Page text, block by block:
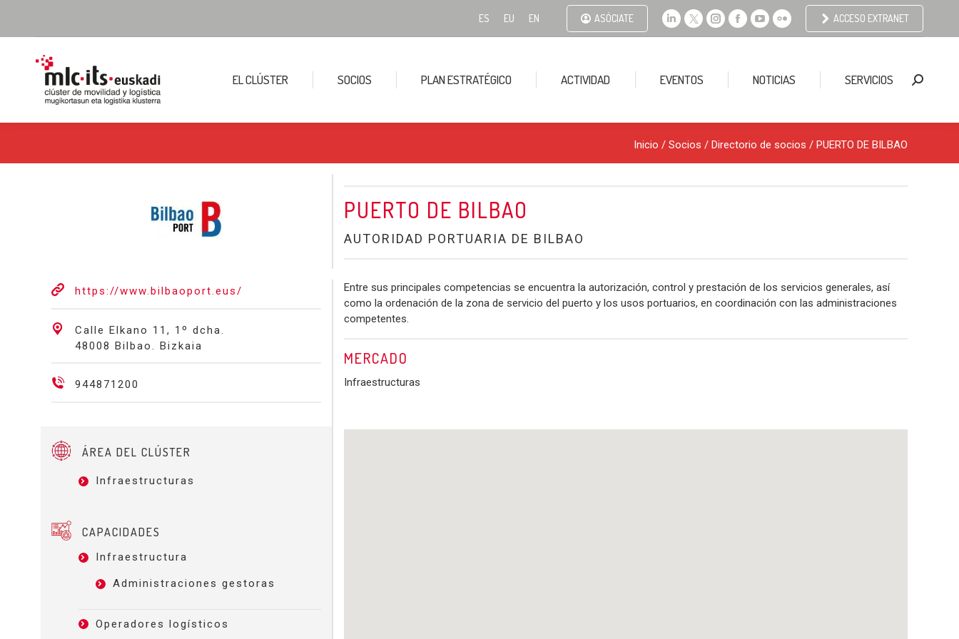
ES EU EN ASÓCIATE
Linkedin
in
window
X
in
window
Instagram
window
Facebook
window
YouTube
in
window
Flickr
in
window
ACCESO EXTRANET
EL CLÚSTER SOCIOS PLAN ESTRATÉGICO ACTIVIDAD EVENTOS NOTICIAS SERVICIOS Buscar:
Inicio / Socios / Directorio de socios / PUERTO DE BILBAO
PUERTO DE BILBAO
AUTORIDAD PORTUARIA DE BILBAO
https://www.bilbaoport.eus/
Calle Elkano 11, 1º dcha.
48008 Bilbao. Bizkaia
944871200
ÁREA DEL CLÚSTER
Infraestructuras
CAPACIDADES
Infraestructura
Administraciones gestoras
Operadores logísticos
Entre sus principales competencias se encuentra la autorización, control y prestación de los servicios generales, así
como la ordenación de la zona de servicio del puerto y los usos portuarios, en coordinación con las administraciones
competentes.
MERCADO
Infraestructuras